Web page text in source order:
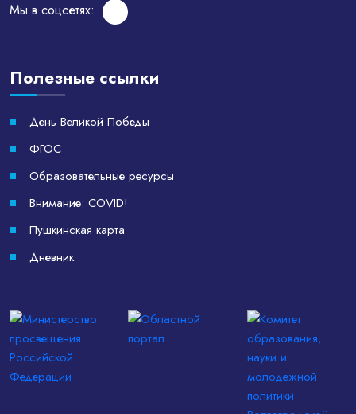
Мы в соцсетях:
Полезные ссылки
День Великой Победы
ФГОС
Образовательные ресурсы
Внимание: COVID!
Пушкинская карта
Дневник